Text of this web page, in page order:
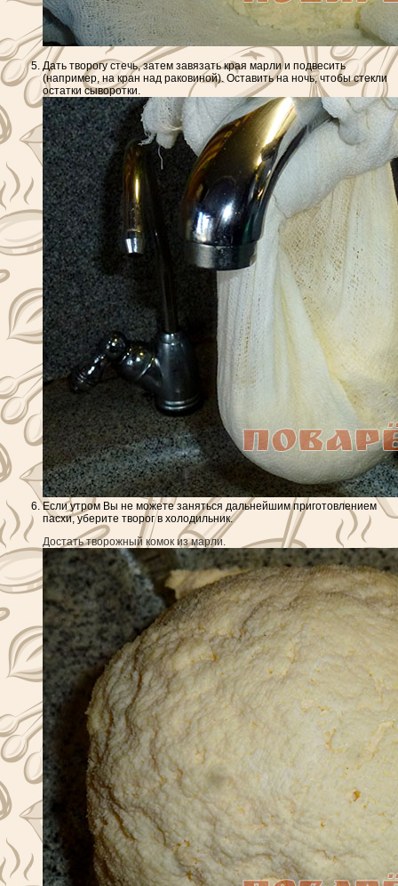
Дать творогу стечь, затем завязать края марли и подвесить
(например, на кран над раковиной). Оставить на ночь, чтобы стекли
остатки сыворотки.
Если утром Вы не можете заняться дальнейшим приготовлением
пасхи, уберите творог в холодильник.
Достать творожный комок из марли.